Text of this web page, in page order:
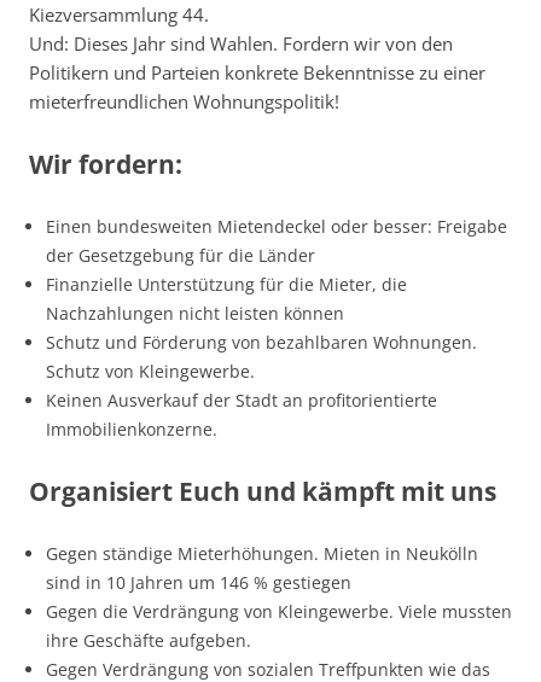
Kiezversammlung 44.
Und: Dieses Jahr sind Wahlen. Fordern wir von den
Politikern und Parteien konkrete Bekenntnisse zu einer
mieterfreundlichen Wohnungspolitik!
Wir fordern:
Einen bundesweiten Mietendeckel oder besser: Freigabe
der Gesetzgebung für die Länder
Finanzielle Unterstützung für die Mieter, die
Nachzahlungen nicht leisten können
Schutz und Förderung von bezahlbaren Wohnungen.
Schutz von Kleingewerbe.
Keinen Ausverkauf der Stadt an profitorientierte
Immobilienkonzerne.
Organisiert Euch und kämpft mit uns
Gegen ständige Mieterhöhungen. Mieten in Neukölln
sind in 10 Jahren um 146 % gestiegen
Gegen die Verdrängung von Kleingewerbe. Viele mussten
ihre Geschäfte aufgeben.
Gegen Verdrängung von sozialen Treffpunkten wie das